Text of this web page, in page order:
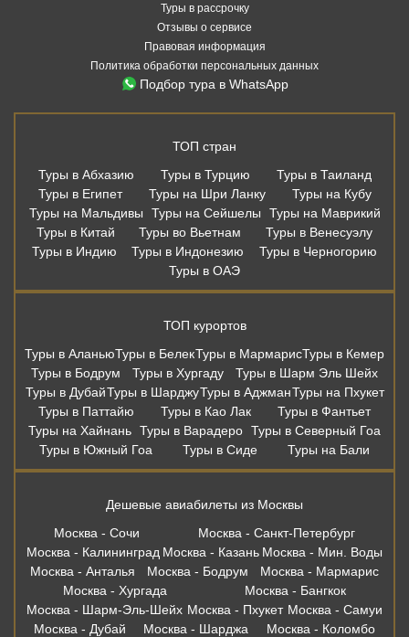
Туры в рассрочку
Отзывы о сервисе
Правовая информация
Политика обработки персональных данных
Подбор тура в WhatsApp
ТОП стран
Туры в Абхазию
Туры в Турцию
Туры в Таиланд
Туры в Египет
Туры на Шри Ланку
Туры на Кубу
Туры на Мальдивы
Туры на Сейшелы
Туры на Маврикий
Туры в Китай
Туры во Вьетнам
Туры в Венесуэлу
Туры в Индию
Туры в Индонезию
Туры в Черногорию
Туры в ОАЭ
ТОП курортов
Туры в АланьюТуры в БелекТуры в МармарисТуры в Кемер
Туры в Бодрум
Туры в Хургаду
Туры в Шарм Эль Шейх
Туры в ДубайТуры в ШарджуТуры в АджманТуры на Пхукет
Туры в Паттайю
Туры в Као Лак
Туры в Фантьет
Туры на Хайнань Туры в Варадеро Туры в Северный Гоа
Туры в Южный Гоа
Туры в Сиде Туры на Бали
Дешевые авиабилеты из Москвы
Москва - Сочи
Москва - Санкт-Петербург
Москва - Калининград Москва - Казань Москва - Мин. Воды
Москва - Анталья
Москва - Бодрум
Москва - Мармарис
Москва - Хургада
Москва - Бангкок
Москва - Шарм-Эль-Шейх Москва - Пхукет Москва - Самуи
Москва - Дубай
Москва - Шарджа Москва - Коломбо